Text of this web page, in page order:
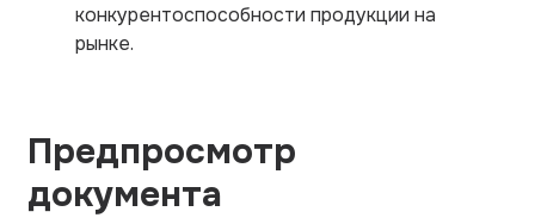
конкурентоспособности продукции на
рынке.
Предпросмотр
документа